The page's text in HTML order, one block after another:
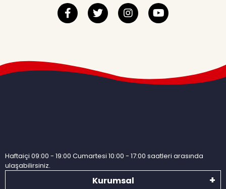
Haftaiçi 09:00 - 19:00 Cumartesi 10:00 - 17:00 saatleri arasında
ulaşabilirsiniz.
Kurumsal